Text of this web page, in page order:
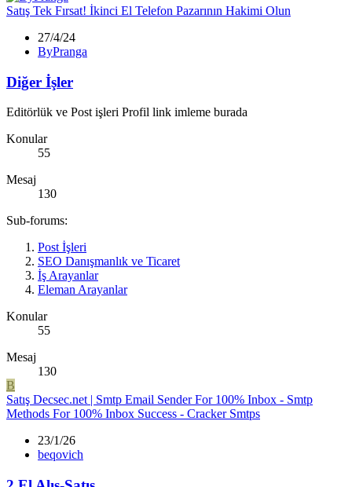
Satış Tek Fırsat! İkinci El Telefon Pazarının Hakimi Olun
27/4/24
ByPranga
Diğer İşler
Editörlük ve Post işleri Profil link imleme burada
Konular
55
Mesaj
130
Sub-forums:
Post İşleri
SEO Danışmanlık ve Ticaret
İş Arayanlar
Eleman Arayanlar
Konular
55
Mesaj
130
B
Satış Decsec.net | Smtp Email Sender For 100% Inbox - Smtp
Methods For 100% Inbox Success - Cracker Smtps
23/1/26
beqovich